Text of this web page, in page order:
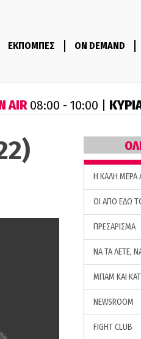
ΕΚΠΟΜΠΕΣ ON DEMAND
AIR08:00 - 10:00 |
H ΚΑΛΗ ΜΕΡΑ
ΟΙ ΑΠΟ ΕΔΩ
ΠΡΕΣΑΡΙΣΜΑ
ΝΑ ΤΑ ΛΕΤΕ,
ΜΠΑΜ ΚΑΙ
NEWSROOM
FIGHT CLUB